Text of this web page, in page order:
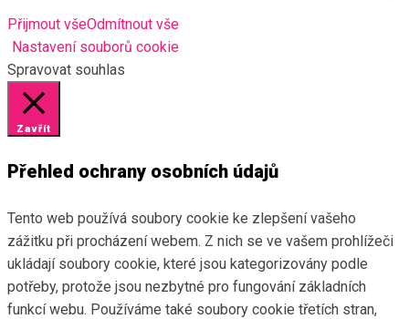
Přijmout všeOdmítnout vše
Nastavení souborů cookie
Spravovat souhlas
Zavřít
Přehled ochrany osobních údajů
Tento web používá soubory cookie ke zlepšení vašeho
zážitku při procházení webem. Z nich se ve vašem prohlížeči
ukládají soubory cookie, které jsou kategorizovány podle
potřeby, protože jsou nezbytné pro fungování základních
funkcí webu. Používáme také soubory cookie třetích stran,